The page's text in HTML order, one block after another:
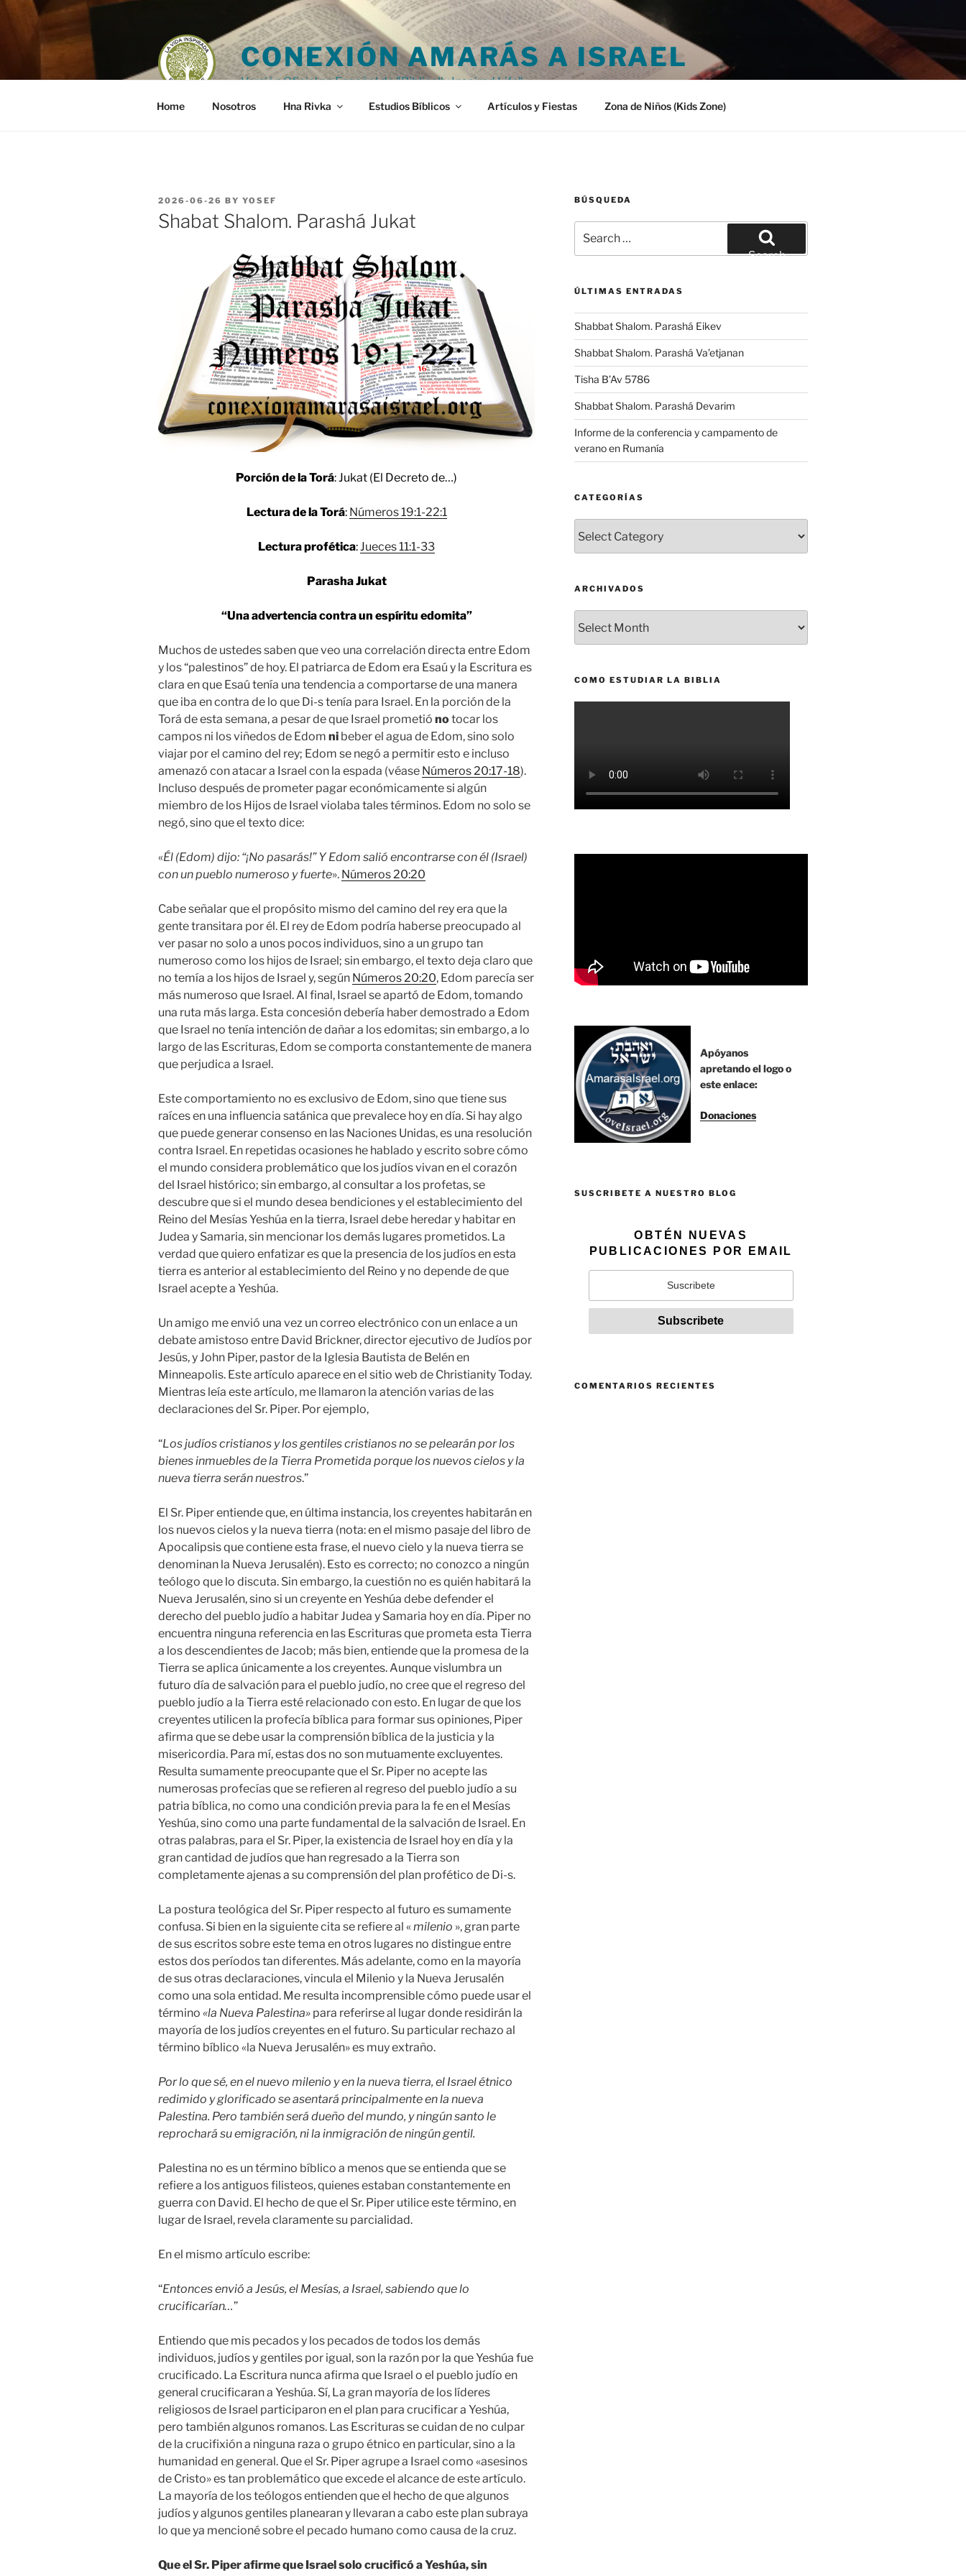
Skip
CONEXIÓN AMARÁS A ISRAEL
Versión Oficial en Español de "Biblically Inspired Life"
Home Nosotros Hna Rivka Estudios Bíblicos Artículos y Fiestas Zona de Niños (Kids Zone)
POSTED
ON
2026-06-26 BY YOSEF
Shabat Shalom. Parashá Jukat
Porción de la Torá: Jukat (El Decreto de…)
Lectura de la Torá: Números 19:1-22:1
Lectura profética:Jueces 11:1-33
Parasha Jukat
“Una advertencia contra un espíritu edomita”
Muchos de ustedes saben que veo una correlación directa entre Edom
y los “palestinos” de hoy. El patriarca de Edom era Esaú y la Escritura es
clara en que Esaú tenía una tendencia a comportarse de una manera
que iba en contra de lo que Di-s tenía para Israel. En la porción de la
Torá de esta semana, a pesar de que Israel prometió notocar los
campos ni los viñedos de Edom ni beber el agua de Edom, sino solo
viajar por el camino del rey; Edom se negó a permitir esto e incluso
amenazó con atacar a Israel con la espada (véase Números 20:17-18).
Incluso después de prometer pagar económicamente si algún
miembro de los Hijos de Israel violaba tales términos. Edom no solo se
negó, sino que el texto dice:
«Él (Edom) dijo: “¡No pasarás!” Y Edom salió encontrarse con él (Israel)
con un pueblo numeroso y fuerte». Números 20:20
Cabe señalar que el propósito mismo del camino del rey era que la
gente transitara por él. El rey de Edom podría haberse preocupado al
ver pasar no solo a unos pocos individuos, sino a un grupo tan
numeroso como los hijos de Israel; sin embargo, el texto deja claro que
no temía a los hijos de Israel y, según Números 20:20, Edom parecía ser
más numeroso que Israel. Al final, Israel se apartó de Edom, tomando
una ruta más larga. Esta concesión debería haber demostrado a Edom
que Israel no tenía intención de dañar a los edomitas; sin embargo, a lo
largo de las Escrituras, Edom se comporta constantemente de manera
que perjudica a Israel.
Este comportamiento no es exclusivo de Edom, sino que tiene sus
raíces en una influencia satánica que prevalece hoy en día. Si hay algo
que puede generar consenso en las Naciones Unidas, es una resolución
contra Israel. En repetidas ocasiones he hablado y escrito sobre cómo
el mundo considera problemático que los judíos vivan en el corazón
del Israel histórico; sin embargo, al consultar a los profetas, se
descubre que si el mundo desea bendiciones y el establecimiento del
Reino del Mesías Yeshúa en la tierra, Israel debe heredar y habitar en
Judea y Samaria, sin mencionar los demás lugares prometidos. La
verdad que quiero enfatizar es que la presencia de los judíos en esta
tierra es anterior al establecimiento del Reino y no depende de que
Israel acepte a Yeshúa.
Un amigo me envió una vez un correo electrónico con un enlace a un
debate amistoso entre David Brickner, director ejecutivo de Judíos por
Jesús, y John Piper, pastor de la Iglesia Bautista de Belén en
Minneapolis. Este artículo aparece en el sitio web de Christianity Today.
Mientras leía este artículo, me llamaron la atención varias de las
declaraciones del Sr. Piper. Por ejemplo,
“Los judíos cristianos y los gentiles cristianos no se pelearán por los
bienes inmuebles de la Tierra Prometida porque los nuevos cielos y la
nueva tierra serán nuestros.”
El Sr. Piper entiende que, en última instancia, los creyentes habitarán en
los nuevos cielos y la nueva tierra (nota: en el mismo pasaje del libro de
Apocalipsis que contiene esta frase, el nuevo cielo y la nueva tierra se
denominan la Nueva Jerusalén). Esto es correcto; no conozco a ningún
teólogo que lo discuta. Sin embargo, la cuestión no es quién habitará la
Nueva Jerusalén, sino si un creyente en Yeshúa debe defender el
derecho del pueblo judío a habitar Judea y Samaria hoy en día. Piper no
encuentra ninguna referencia en las Escrituras que prometa esta Tierra
a los descendientes de Jacob; más bien, entiende que la promesa de la
Tierra se aplica únicamente a los creyentes. Aunque vislumbra un
futuro día de salvación para el pueblo judío, no cree que el regreso del
pueblo judío a la Tierra esté relacionado con esto. En lugar de que los
creyentes utilicen la profecía bíblica para formar sus opiniones, Piper
afirma que se debe usar la comprensión bíblica de la justicia y la
misericordia. Para mí, estas dos no son mutuamente excluyentes.
Resulta sumamente preocupante que el Sr. Piper no acepte las
numerosas profecías que se refieren al regreso del pueblo judío a su
patria bíblica, no como una condición previa para la fe en el Mesías
Yeshúa, sino como una parte fundamental de la salvación de Israel. En
otras palabras, para el Sr. Piper, la existencia de Israel hoy en día y la
gran cantidad de judíos que han regresado a la Tierra son
completamente ajenas a su comprensión del plan profético de Di-s.
La postura teológica del Sr. Piper respecto al futuro es sumamente
confusa. Si bien en la siguiente cita se refiere al «milenio », gran parte
de sus escritos sobre este tema en otros lugares no distingue entre
estos dos períodos tan diferentes. Más adelante, como en la mayoría
de sus otras declaraciones, vincula el Milenio y la Nueva Jerusalén
como una sola entidad. Me resulta incomprensible cómo puede usar el
término «la Nueva Palestina» para referirse al lugar donde residirán la
mayoría de los judíos creyentes en el futuro. Su particular rechazo al
término bíblico «la Nueva Jerusalén» es muy extraño.
Por lo que sé, en el nuevo milenio y en la nueva tierra, el Israel étnico
redimido y glorificado se asentará principalmente en la nueva
Palestina. Pero también será dueño del mundo, y ningún santo le
reprochará su emigración, ni la inmigración de ningún gentil.
Palestina no es un término bíblico a menos que se entienda que se
refiere a los antiguos filisteos, quienes estaban constantemente en
guerra con David. El hecho de que el Sr. Piper utilice este término, en
lugar de Israel, revela claramente su parcialidad.
En el mismo artículo escribe:
“Entonces envió a Jesús, el Mesías, a Israel, sabiendo que lo
crucificarían…”
Entiendo que mis pecados y los pecados de todos los demás
individuos, judíos y gentiles por igual, son la razón por la que Yeshúa fue
crucificado. La Escritura nunca afirma que Israel o el pueblo judío en
general crucificaran a Yeshúa. Sí, La gran mayoría de los líderes
religiosos de Israel participaron en el plan para crucificar a Yeshúa,
pero también algunos romanos. Las Escrituras se cuidan de no culpar
de la crucifixión a ninguna raza o grupo étnico en particular, sino a la
humanidad en general. Que el Sr. Piper agrupe a Israel como «asesinos
de Cristo» es tan problemático que excede el alcance de este artículo.
La mayoría de los teólogos entienden que el hecho de que algunos
judíos y algunos gentiles planearan y llevaran a cabo este plan subraya
lo que ya mencioné sobre el pecado humano como causa de la cruz.
Que el Sr. Piper afirme que Israel solo crucificó a Yeshúa, sin
BÚSQUEDA
for:
Search
ÚLTIMAS ENTRADAS
Shabbat Shalom. Parashá Eikev
Shabbat Shalom. Parashá Va’etjanan
Tisha B’Av 5786
Shabbat Shalom. Parashá Devarim
Informe de la conferencia y campamento de
verano en Rumanía
CATEGORÍAS
ARCHIVADOS
COMO ESTUDIAR LA BIBLIA
Apóyanos
apretando el logo o
este enlace:
Donaciones
SUSCRIBETE A NUESTRO BLOG
OBTÉN NUEVAS
PUBLICACIONES POR EMAIL
COMENTARIOS RECIENTES